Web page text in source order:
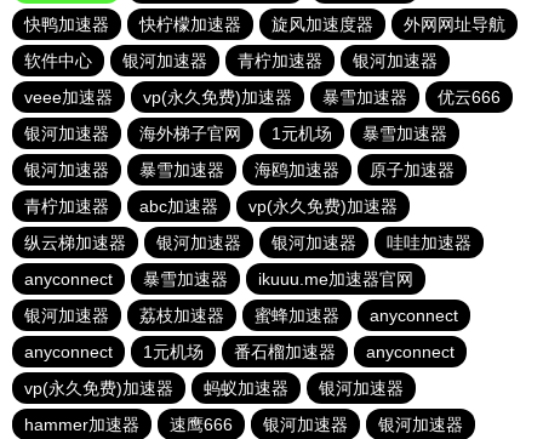
快鸭加速器
快柠檬加速器 旋风加速度器
外网网址导航
软件中心
银河加速器 青柠加速器
银河加速器
veee加速器
vp(永久免费)加速器 暴雪加速器
优云666
银河加速器
海外梯子官网 1元机场
暴雪加速器
银河加速器
暴雪加速器 海鸥加速器
原子加速器
青柠加速器
abc加速器
vp(永久免费)加速器
纵云梯加速器
银河加速器 银河加速器
哇哇加速器
anyconnect
暴雪加速器
ikuuu.me加速器官网
银河加速器
荔枝加速器 蜜蜂加速器
anyconnect
anyconnect
1元机场 番石榴加速器
anyconnect
vp(永久免费)加速器
蚂蚁加速器
银河加速器
hammer加速器
速鹰666 银河加速器 银河加速器